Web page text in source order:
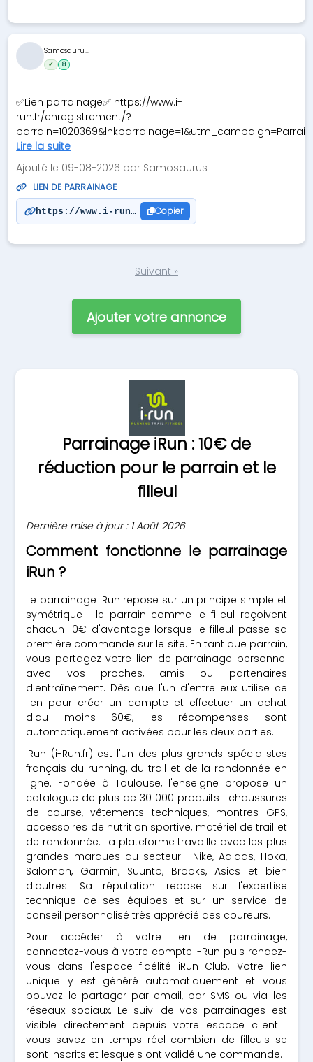
✅Lien parrainage✅ https://www.i-
run.fr/enregistrement/?
Lire la suite
Ajouté le 09-08-2026 par Samosaurus
LIEN DE PARRAINAGE
https://www.i-run.fr/enregistrement/
Copier
Samosauru...
✓ 8
Suivant »
Ajouter votre annonce
Parrainage iRun : 10€ de
réduction pour le parrain et le
filleul
Dernière mise à jour : 1 Août 2026
Comment fonctionne le parrainage
iRun ?
Le parrainage iRun repose sur un principe simple et
symétrique : le parrain comme le filleul reçoivent
chacun 10€ d'avantage lorsque le filleul passe sa
première commande sur le site. En tant que parrain,
vous partagez votre lien de parrainage personnel
avec vos proches, amis ou partenaires
d'entraînement. Dès que l'un d'entre eux utilise ce
lien pour créer un compte et effectuer un achat
d'au moins 60€, les récompenses sont
automatiquement activées pour les deux parties.
iRun (i-Run.fr) est l'un des plus grands spécialistes
français du running, du trail et de la randonnée en
ligne. Fondée à Toulouse, l'enseigne propose un
catalogue de plus de 30 000 produits : chaussures
de course, vêtements techniques, montres GPS,
accessoires de nutrition sportive, matériel de trail et
de randonnée. La plateforme travaille avec les plus
grandes marques du secteur : Nike, Adidas, Hoka,
Salomon, Garmin, Suunto, Brooks, Asics et bien
d'autres. Sa réputation repose sur l'expertise
technique de ses équipes et sur un service de
conseil personnalisé très apprécié des coureurs.
Pour accéder à votre lien de parrainage,
connectez-vous à votre compte i-Run puis rendez-
vous dans l'espace fidélité iRun Club. Votre lien
unique y est généré automatiquement et vous
pouvez le partager par email, par SMS ou via les
réseaux sociaux. Le suivi de vos parrainages est
visible directement depuis votre espace client :
vous savez en temps réel combien de filleuls se
sont inscrits et lesquels ont validé une commande.